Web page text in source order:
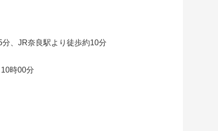
、JR奈良駅より徒歩約10分
時00分